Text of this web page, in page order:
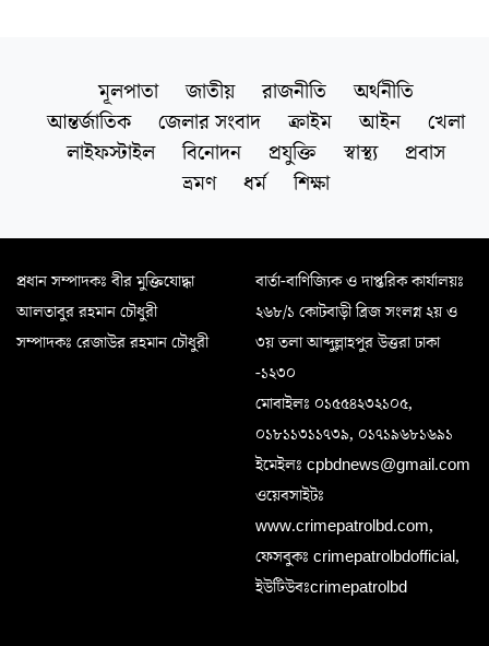
মূলপাতা জাতীয় রাজনীতি
অর্থনীতি
আন্তর্জাতিক
জেলার সংবাদ ক্রাইম আইন
খেলা
লাইফস্টাইল
বিনোদন প্রযুক্তি স্বাস্থ্য
প্রবাস
ভ্রমণ
ধর্ম শিক্ষা
প্রধান সম্পাদকঃ বীর মুক্তিযোদ্ধা
আলতাবুর রহমান চৌধুরী
সম্পাদকঃ রেজাউর রহমান চৌধুরী
বার্তা-বাণিজ্যিক ও দাপ্তরিক কার্যালয়ঃ
২৬৮/১ কোটবাড়ী ব্রিজ সংলগ্ন ২য় ও
৩য় তলা আব্দুল্লাহপুর উত্তরা ঢাকা
-১২৩০
মোবাইলঃ ০১৫৫৪২৩২১০৫,
০১৮১১৩১১৭৩৯, ০১৭১৯৬৮১৬৯১
ইমেইলঃ cpbdnews@gmail.com
ওয়েবসাইটঃ
www.crimepatrolbd.com,
ফেসবুকঃ crimepatrolbdofficial,
ইউটিউবঃcrimepatrolbd